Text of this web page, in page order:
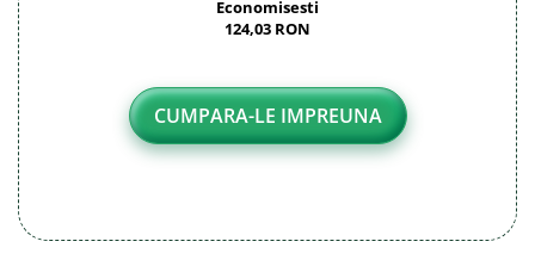
Economisesti
124,03 RON
CUMPARA-LE IMPREUNA